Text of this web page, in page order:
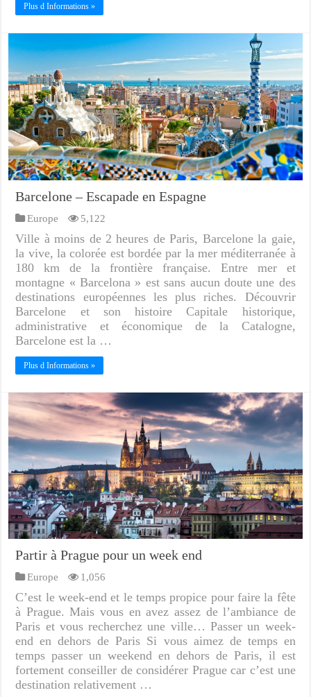
Plus d Informations »
Barcelone – Escapade en Espagne
Europe 5,122
Ville à moins de 2 heures de Paris, Barcelone la gaie,
la vive, la colorée est bordée par la mer méditerranée à
180 km de la frontière française. Entre mer et
montagne « Barcelona » est sans aucun doute une des
destinations européennes les plus riches. Découvrir
Barcelone et son histoire Capitale historique,
administrative et économique de la Catalogne,
Barcelone est la …
Plus d Informations »
Partir à Prague pour un week end
Europe 1,056
C’est le week-end et le temps propice pour faire la fête
à Prague. Mais vous en avez assez de l’ambiance de
Paris et vous recherchez une ville… Passer un week-
end en dehors de Paris Si vous aimez de temps en
temps passer un weekend en dehors de Paris, il est
fortement conseiller de considérer Prague car c’est une
destination relativement …